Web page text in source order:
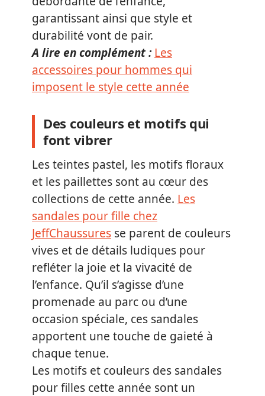
garantissant ainsi que style et
durabilité vont de pair.
A lire en complément : Les
accessoires pour hommes qui
imposent le style cette année
Des couleurs et motifs qui
font vibrer
Les teintes pastel, les motifs floraux
et les paillettes sont au cœur des
collections de cette année. Les
sandales pour fille chez
JeffChaussures se parent de couleurs
vives et de détails ludiques pour
refléter la joie et la vivacité de
l’enfance. Qu’il s’agisse d’une
promenade au parc ou d’une
occasion spéciale, ces sandales
apportent une touche de gaieté à
chaque tenue.
Les motifs et couleurs des sandales
pour filles cette année sont un